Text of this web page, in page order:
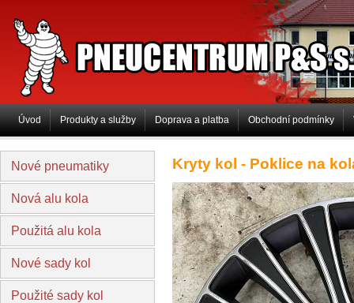
PNEUCENTRUM P&S
Úvod Produkty a služby Doprava a platba Obchodní podmínky
Nové pneumatiky
Nová alu kola
Použitá alu kola
Nové sady kol
Použité sady kol
Kryty kol - Poklice na